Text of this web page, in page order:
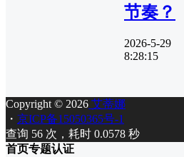
节奏？
2026-5-29
8:28:15
Copyright © 2026 艾蒂娜
・ 京ICP备15050365号-1
查询 56 次，耗时 0.0578 秒
首页专题认证